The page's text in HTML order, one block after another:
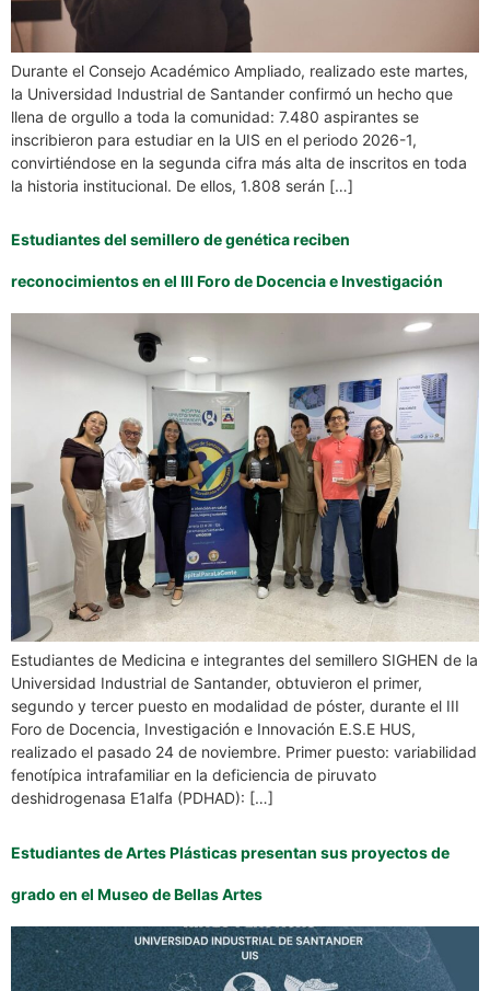
Durante el Consejo Académico Ampliado, realizado este martes,
la Universidad Industrial de Santander confirmó un hecho que
llena de orgullo a toda la comunidad: 7.480 aspirantes se
inscribieron para estudiar en la UIS en el periodo 2026-1,
convirtiéndose en la segunda cifra más alta de inscritos en toda
la historia institucional. De ellos, 1.808 serán […]
Estudiantes del semillero de genética reciben
reconocimientos en el III Foro de Docencia e Investigación
Estudiantes de Medicina e integrantes del semillero SIGHEN de la
Universidad Industrial de Santander, obtuvieron el primer,
segundo y tercer puesto en modalidad de póster, durante el III
Foro de Docencia, Investigación e Innovación E.S.E HUS,
realizado el pasado 24 de noviembre. Primer puesto: variabilidad
fenotípica intrafamiliar en la deficiencia de piruvato
deshidrogenasa E1alfa (PDHAD): […]
Estudiantes de Artes Plásticas presentan sus proyectos de
grado en el Museo de Bellas Artes